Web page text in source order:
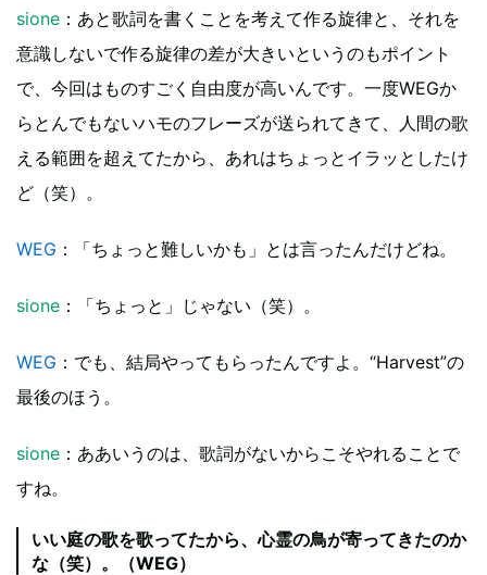
sione ：あと歌詞を書くことを考えて作る旋律と、それを
意識しないで作る旋律の差が大きいというのもポイント
で、今回はものすごく自由度が高いんです。一度WEGか
らとんでもないハモのフレーズが送られてきて、人間の歌
える範囲を超えてたから、あれはちょっとイラッとしたけ
ど（笑）。
WEG ：「ちょっと難しいかも」とは言ったんだけどね。
sione ：「ちょっと」じゃない（笑）。
WEG ：でも、結局やってもらったんですよ。“Harvest”の
最後のほう。
sione ：ああいうのは、歌詞がないからこそやれることで
すね。
いい庭の歌を歌ってたから、心霊の鳥が寄ってきたのか
な（笑）。（WEG）